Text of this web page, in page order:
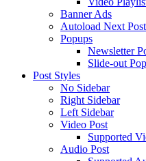
Banner Ads
Autoload Next Post
Popups
Newsletter
Slide-out
Post Styles
No Sidebar
Right Sidebar
Left Sidebar
Video Post
Supported
Audio Post